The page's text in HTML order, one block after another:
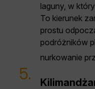
laguny, w
To kierunek
prostu
podróżników
nurkowanie
5.